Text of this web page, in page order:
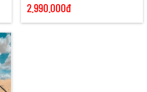
2.990.000đ